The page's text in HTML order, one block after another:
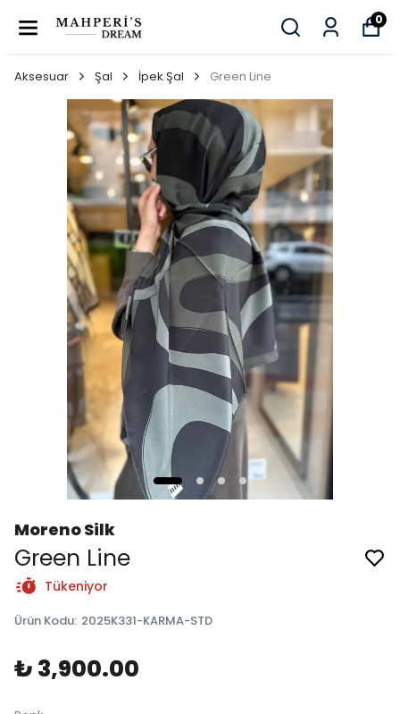
0
Aksesuar Şal İpek Şal Green Line
Moreno Silk
Green Line
Tükeniyor
Ürün Kodu: 2025K331-KARMA-STD
₺ 3,900.00